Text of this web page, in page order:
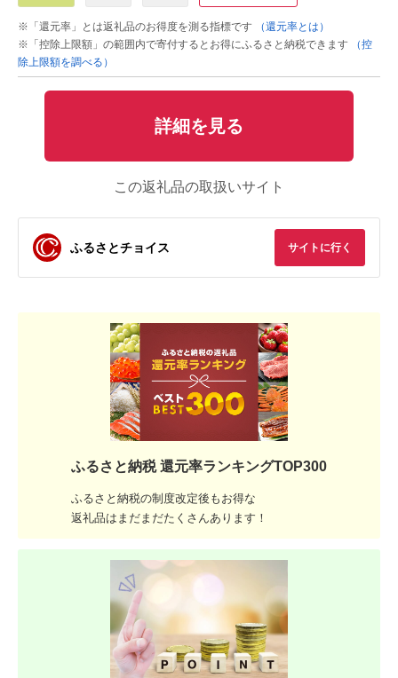
※「還元率」とは返礼品のお得度を測る指標です
（還元率とは）
※「控除上限額」の範囲内で寄付するとお得にふるさと納税できます
（控
除上限額を調べる）
詳細を見る
この返礼品の取扱いサイト
ふるさとチョイス サイトに行く
ふるさと納税 還元率ランキングTOP300
ふるさと納税の制度改定後もお得な
返礼品はまだまだたくさんあります！